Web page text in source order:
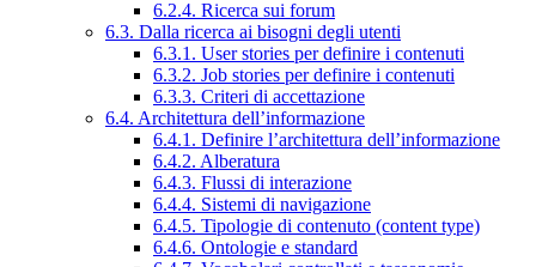
6.2.4. Ricerca sui forum
6.3. Dalla ricerca ai bisogni degli utenti
6.3.1. User stories per definire i contenuti
6.3.2. Job stories per definire i contenuti
6.3.3. Criteri di accettazione
6.4. Architettura dell’informazione
6.4.1. Definire l’architettura dell’informazione
6.4.2. Alberatura
6.4.3. Flussi di interazione
6.4.4. Sistemi di navigazione
6.4.5. Tipologie di contenuto (content type)
6.4.6. Ontologie e standard